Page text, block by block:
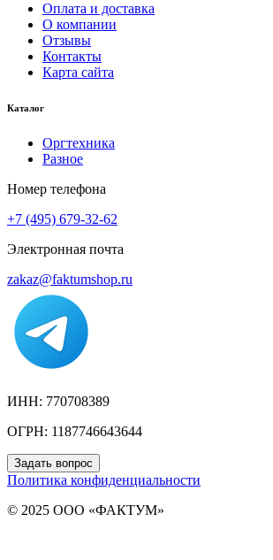
Оплата и доставка
О компании
Отзывы
Контакты
Карта сайта
Каталог
Оргтехника
Разное
Номер телефона
+7 (495) 679-32-62
Электронная почта
zakaz@faktumshop.ru
ИНН: 770708389
ОГРН: 1187746643644
Задать вопрос
Политика конфиденциальности
© 2025 ООО «ФАКТУМ»